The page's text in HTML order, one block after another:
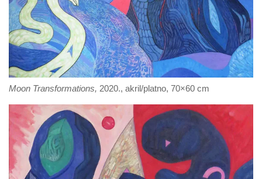
Moon Transformations, 2020., akril/platno, 70×60 cm